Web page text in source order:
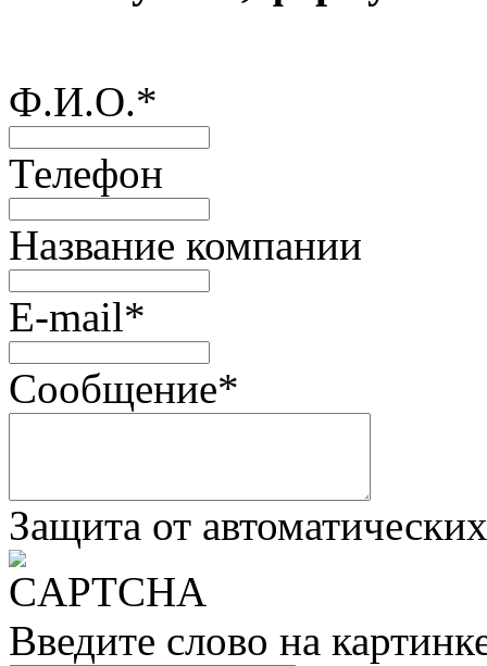
Ф.И.О.*
Телефон
Название компании
E-mail*
Сообщение*
Защита от
Введите слово на